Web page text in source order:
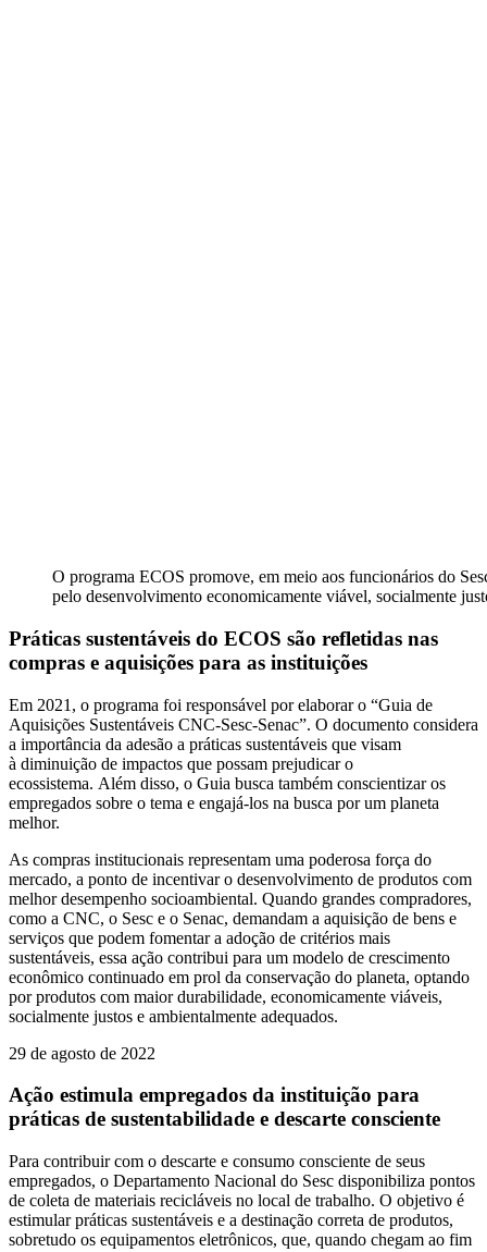
O programa ECOS promove, em meio aos funcionários do
pelo desenvolvimento economicamente viável, socialmente
Práticas sustentáveis do ECOS são refletidas nas
compras e aquisições para as instituições
Em 2021, o programa foi responsável por elaborar o “Guia de
Aquisições Sustentáveis CNC-Sesc-Senac”. O documento considera
a importância da adesão a práticas sustentáveis que visam
à diminuição de impactos que possam prejudicar o
ecossistema. Além disso, o Guia busca também conscientizar os
empregados sobre o tema e engajá-los na busca por um planeta
melhor.
As compras institucionais representam uma poderosa força do
mercado, a ponto de incentivar o desenvolvimento de produtos com
melhor desempenho socioambiental. Quando grandes compradores,
como a CNC, o Sesc e o Senac, demandam a aquisição de bens e
serviços que podem fomentar a adoção de critérios mais
sustentáveis, essa ação contribui para um modelo de crescimento
econômico continuado em prol da conservação do planeta, optando
por produtos com maior durabilidade, economicamente viáveis,
socialmente justos e ambientalmente adequados.
29 de agosto de 2022
Ação estimula empregados da instituição para
práticas de sustentabilidade e descarte consciente
Para contribuir com o descarte e consumo consciente de seus
empregados, o Departamento Nacional do Sesc disponibiliza pontos
de coleta de materiais recicláveis no local de trabalho. O objetivo é
estimular práticas sustentáveis e a destinação correta de produtos,
sobretudo os equipamentos eletrônicos, que, quando chegam ao fim